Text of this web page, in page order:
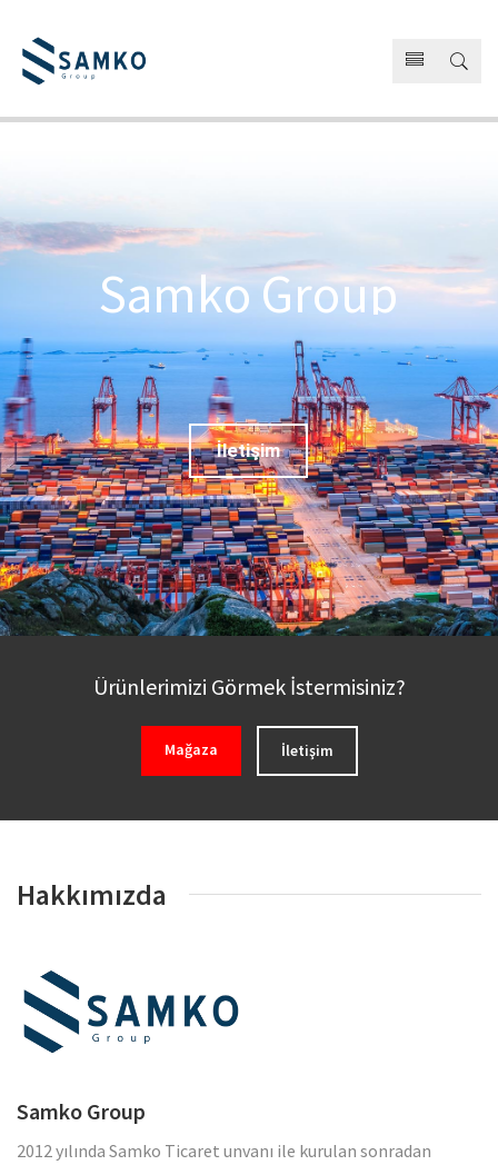
L
a
d
e
r
v
a®
İletişim
www.laderva.com.tr
info@laderva.com.tr
Ürünlerimizi Görmek İstermisiniz?
Mağaza İletişim
Hakkımızda
Samko Group
2012 yılında Samko Ticaret unvanı ile kurulan sonradan